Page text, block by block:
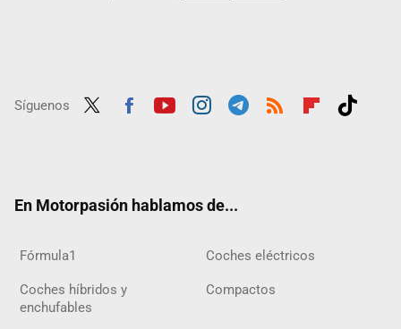
Síguenos
En Motorpasión hablamos de...
Fórmula1 Coches eléctricos
Coches híbridos y
enchufables
Compactos